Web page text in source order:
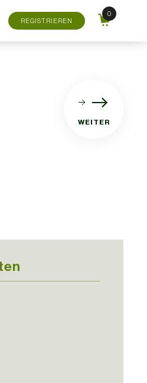
REGISTRIEREN
WEITER